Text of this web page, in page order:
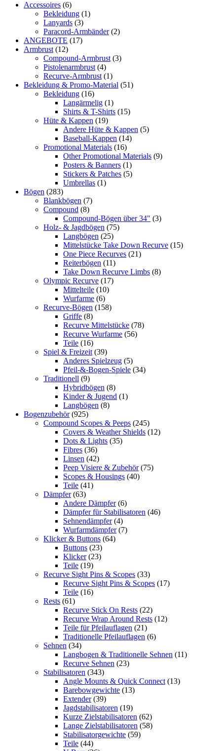
Accessoires (6)
Bekleidung (1)
Lanyards (3)
Paracord-Armbänder (2)
ANGEBOTE (17)
Armbrust (12)
Compound-Armbrust (3)
Pistolenarmbrust (4)
Recurve-Armbrust (1)
Bekleidung & Promo-Material (51)
Bekleidung (16)
Langärmelig (1)
Shirts & T-Shirts (15)
Hüte & Kappen (19)
Andere Hüte & Kappen (5)
Baseball-Kappen (14)
Promotional Materials (16)
Other Promotional Materials (9)
Posters & Banners (1)
Stickers & Patches (5)
Umbrellas (1)
Bögen (283)
Blankbögen (7)
Compound (8)
Compound-Bögen über 34" (3)
Holz- & Jagdbögen (75)
Langbögen (25)
Mittelstücke Take Down Recurve (15)
One Piece Recurves (21)
Reiterbögen (11)
Take Down Recurve Limbs (8)
Olympic Recurve (17)
Mittelteile (10)
Wurfarme (6)
Recurve-Bögen (158)
Griffe (8)
Recurve Mittelstücke (78)
Recurve Wurfarme (56)
Teile (16)
Spiel & Freizeit (39)
Anderes Spielzeug (5)
Pfeil-&-Bogen-Spiele (34)
Traditionell (9)
Hybridbögen (8)
Kinder & Jugend (1)
Langbögen (8)
Bogenzubehör (925)
Compound Scopes & Peeps (245)
Covers & Weather Shields (12)
Dots & Lights (35)
Fibres (36)
Linsen (42)
Peep Visiere & Zubehör (75)
Scopes & Housings (40)
Teile (41)
Dämpfer (63)
Andere Dämpfer (6)
Dämpfer für Stabilisatoren (46)
Sehnendämpfer (4)
Wurfarmdämpfer (7)
Klicker & Buttons (64)
Buttons (23)
Klicker (23)
Teile (19)
Recurve Sight Pins & Scopes (33)
Recurve Sight Pins & Scopes (17)
Teile (16)
Rests (61)
Recurve Stick On Rests (22)
Recurve Wrap Around Rests (12)
Teile für Pfeilauflagen (21)
Traditionelle Pfeilauflagen (6)
Sehnen (34)
Langbogen & Traditionelle Sehnen (11)
Recurve Sehnen (23)
Stabilisatoren (343)
Angle Mounts & Quick Connect (13)
Barebowgewichte (13)
Extender (39)
Jagdstabilisatoren (19)
Kurze Zielstabilisatoren (62)
Lange Zielstabilisatoren (58)
Stabilisatorgewichte (59)
Teile (44)